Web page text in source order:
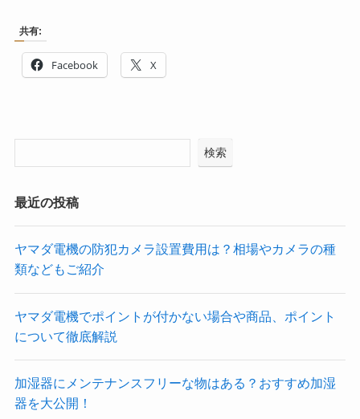
共有:
Facebook X
検索
最近の投稿
ヤマダ電機の防犯カメラ設置費用は？相場やカメラの種
類などもご紹介
ヤマダ電機でポイントが付かない場合や商品、ポイント
について徹底解説
加湿器にメンテナンスフリーな物はある？おすすめ加湿
器を大公開！